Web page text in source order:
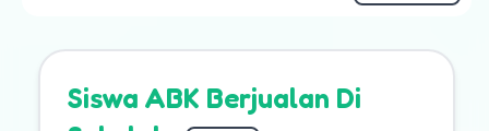
Siswa ABK Berjualan Di